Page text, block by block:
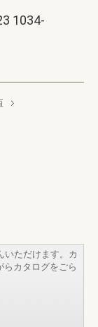
1034-
いただけます。カ
らカタログをごら